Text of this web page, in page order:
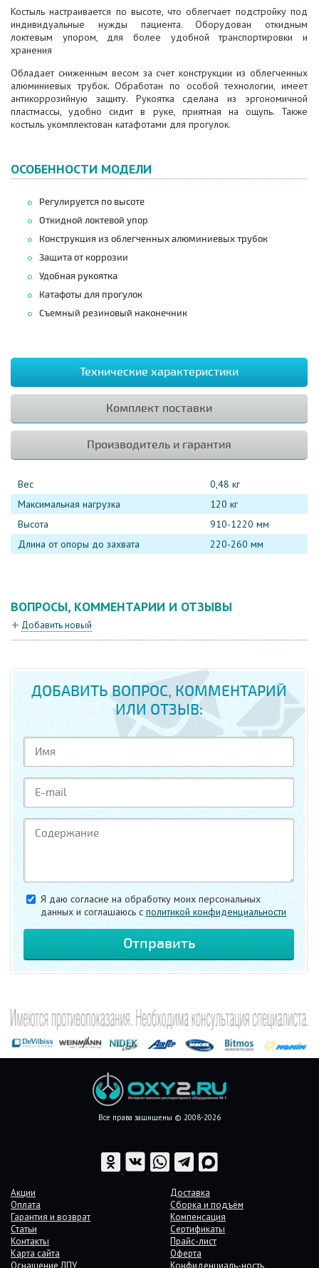
Костыль настраивается по высоте, что облегчает подстройку под
индивидуальные нужды пациента. Оборудован откидным
локтевым упором, для более удобной транспортировки и
хранения
Обладает сниженным весом за счет конструкции из облегченных
алюминиевых трубок. Обработан по особой технологии, имеет
антикоррозийную защиту. Рукоятка сделана из эргономичной
пластмассы, удобно сидит в руке, приятная на ощупь. Также
костыль укомплектован катафотами для прогулок.
ОСОБЕННОСТИ МОДЕЛИ
Регулируется по высоте
Откидной локтевой упор
Конструкция из облегченных алюминиевых трубок
Защита от коррозии
Удобная рукоятка
Катафоты для прогулок
Съемный резиновый наконечник
Технические характеристики
Комплект поставки
Производитель и гарантия
Вес
0,48 кг
Максимальная нагрузка
120 кг
Высота
910-1220 мм
Длина от опоры до захвата
220-260 мм
ВОПРОСЫ, КОММЕНТАРИИ И ОТЗЫВЫ
Добавить новый
ДОБАВИТЬ ВОПРОС, КОММЕНТАРИЙ
ИЛИ ОТЗЫВ:
Я даю согласие на обработку моих персональных
данных и соглашаюсь c политикой конфиденциальности
Все права защищены © 2008-2026
Акции
Доставка
Оплата
Сборка и подъём
Гарантия и возврат
Компенсация
Статьи
Сертификаты
Контакты
Прайс-лист
Карта сайта
Оферта